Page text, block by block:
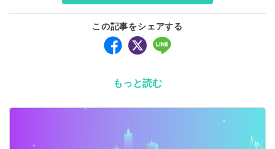
この記事をシェアする
もっと読む